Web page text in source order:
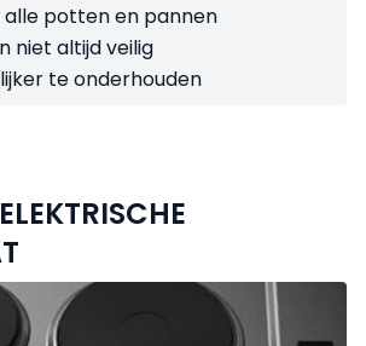
potten en pannen
niet altijd veilig
te onderhouden